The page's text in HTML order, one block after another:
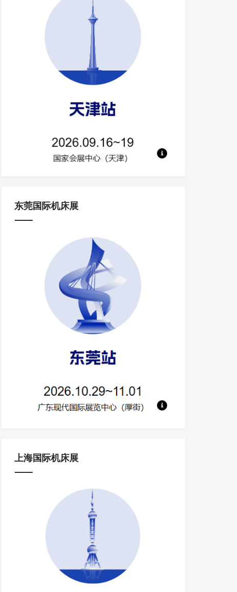
地点：国家会展中心（天津）
东莞国际机床展
地点：广东现代国际展览中心
上海国际机床展